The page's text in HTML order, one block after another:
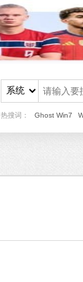
热搜词： Ghost Win7